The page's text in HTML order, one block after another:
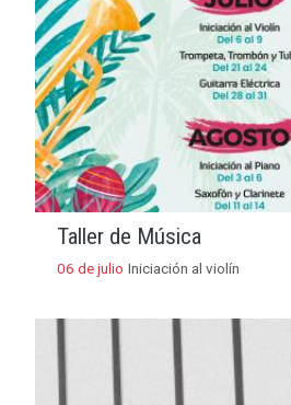
Taller de Música
06 de julio Iniciación al violín